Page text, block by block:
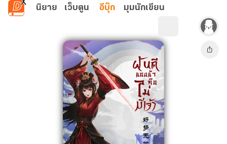
ข้ามไปยังเนื้อหาหลัก
นิยาย เว็บตูน อีบุ๊ก มุมนักเขียน